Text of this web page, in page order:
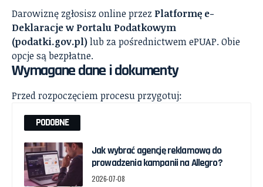
Darowiznę zgłosisz online przez Platformę e-
Deklaracje w Portalu Podatkowym
(podatki.gov.pl)lub za pośrednictwem ePUAP. Obie
opcje są bezpłatne.
Wymagane dane i dokumenty
Przed rozpoczęciem procesu przygotuj:
PODOBNE
Jak wybrać agencję reklamową do
prowadzenia kampanii na Allegro?
2026-07-08